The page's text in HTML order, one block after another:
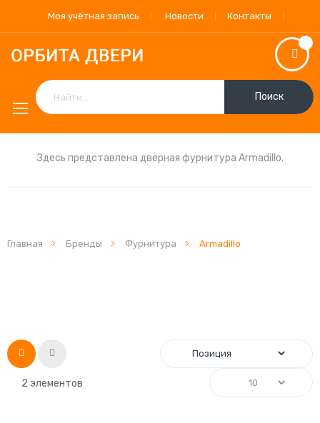
Моя учётная запись Новости Контакты
Поиск
Здесь представлена дверная фурнитура Armadillo.
Главная Бренды Фурнитура Armadillo
Список
2 элементов